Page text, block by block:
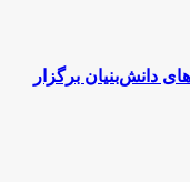
دانش‌بنیان برگزار